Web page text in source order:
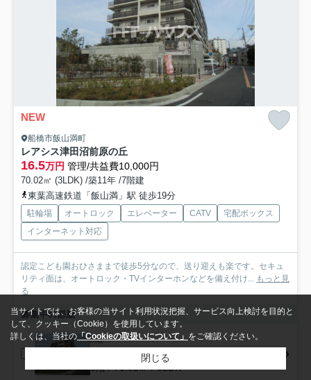
NEW
船橋市飯山満町
レアシス津田沼前原の丘
16.5万円 管理/共益費10,000円
70.02㎡ (3LDK) /築11年 /7階建
東葉高速鉄道「飯山満」駅 徒歩19分
駐輪場 オートロック エレベーター CATV
宅配ボックス
インターネット対応
認定こども園おひさままで徒歩5分なので、送り迎えも楽です。セキュ
リティ面は、オートロック・TVインターホンなどを備え付け...
もっと見
る
募集中の部屋
5階
5階 / 70.02㎡ / 3LDK
当サイトでは、お客様の当サイト利用状況把握、サービス向上検討を目的と
して、クッキー（Cookie）を使用しています。
詳しくは、当社の 「Cookieの取扱いについて」 をご確認ください。
閉じる